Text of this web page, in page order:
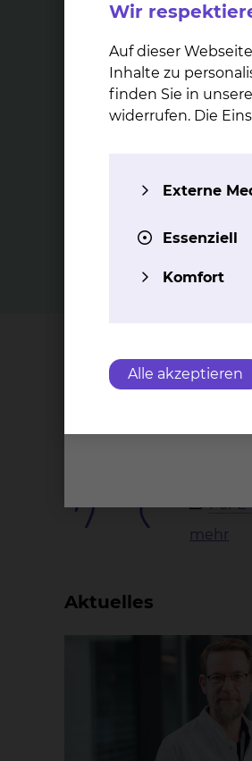
Ope­ra­ti­ve
über­schüs­si­ger
Die postbariatrische
massiven Gewichtsverlust
insbesondere nach
Gewichtsverlust nach
Wichtige Kontakte
Celler
Per
mehr
Aktuelles
Wir
Auf dieser
Inhalte zu
finden Sie in
widerrufen. Die
Externe
Essenziell
Komfort
Alle akzeptieren